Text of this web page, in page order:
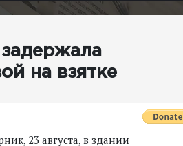
на взятке
23 августа, в здании